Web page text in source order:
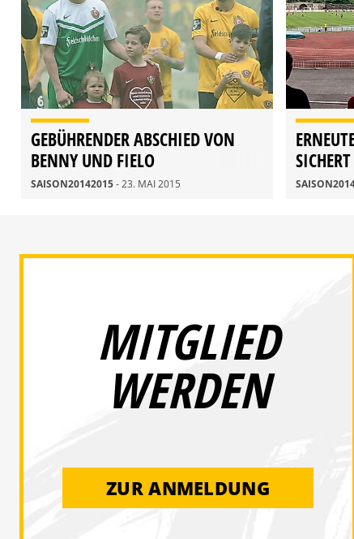
GEBÜHRENDER ABSCHIED VON
BENNY UND FIELO
SAISON20142015- 23. MAI 2015
MITGLIED
WERDEN
ZUR ANMELDUNG